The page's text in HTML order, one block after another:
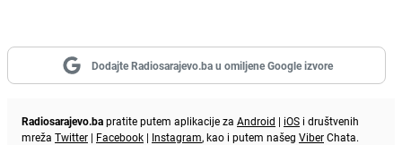
Dodajte Radiosarajevo.ba u omiljene Google izvore
Radiosarajevo.bapratite putem aplikacije za Android | iOS i društvenih
mreža Twitter | Facebook | Instagram, kao i putem našeg ViberChata.